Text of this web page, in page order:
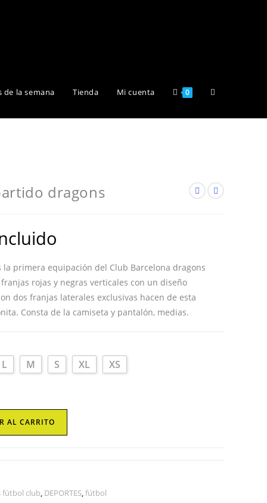
de la semana Tienda Mi cuenta 0 Alternar
dragons
primera equipación del Club Barcelona dragons
rojas y negras verticales con un diseño
dos franjas laterales exclusivas hacen de esta
Consta de la camiseta y pantalón, medias.
L M S XL XS
AL CARRITO
fútbol club, DEPORTES,fútbol